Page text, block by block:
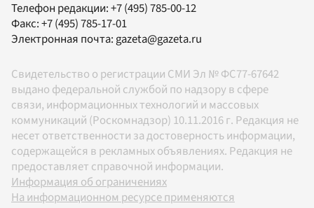
Телефон редакции:+7 (495) 785-00-12
Факс:+7 (495) 785-17-01
Электронная почта: gazeta@gazeta.ru
Свидетельство о регистрации СМИ Эл № ФС77-67642
выдано федеральной службой по надзору в сфере
связи, информационных технологий и массовых
коммуникаций (Роскомнадзор) 10.11.2016 г. Редакция не
несет ответственности за достоверность информации,
содержащейся в рекламных объявлениях. Редакция не
предоставляет справочной информации.
Информация об ограничениях
На информационном ресурсе применяются